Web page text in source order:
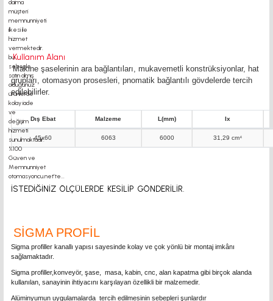
Kullanım Alanı
Makine şaselerinin ara bağlantıları, mukavemetli konstrüksiyonlar, hat
grupları, otomasyon prosesleri, pnomatik bağlantılı gövdelerde tercih
edilebilirler.
Dış Ebat Malzeme L(mm) Ix
45x60 6063 6000 31,29 cm⁴
İSTEDİĞİNİZ ÖLÇÜLERDE KESİLİP GÖNDERİLİR.
SİGMA PROFİL
Sigma profiller kanallı yapısı sayesinde kolay ve çok yönlü bir montaj imkânı
sağlamaktadır.
Sigma profiller,konveyör, şase, masa, kabin, cnc, alan kapatma gibi birçok alanda
kullanılan, sanayinin ihtiyacını karşılayan özellikli bir malzemedir.
Alüminyumun uygulamalarda tercih edilmesinin sebepleri şunlardır